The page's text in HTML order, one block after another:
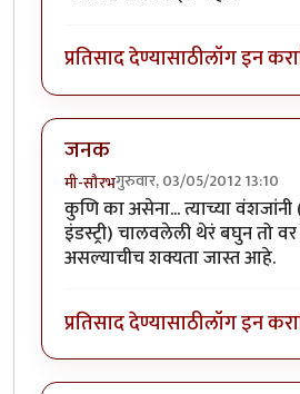
प्रतिसाद देण्यासाठीलॉग इन करा
जनक
मी-सौरभगुरुवार, 03/05/2012 13:10
कुणि का असेना... त्याच्या
इंडस्ट्री) चालवलेली थेरं बघुन तो
असल्याचीच शक्यता जास्त आहे.
प्रतिसाद देण्यासाठीलॉग इन करा